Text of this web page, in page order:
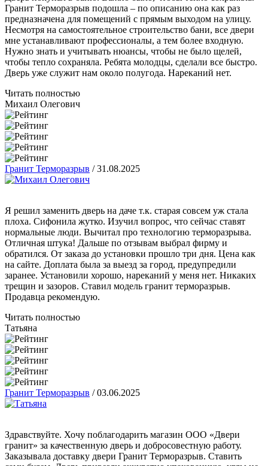
Гранит Терморазрыв подошла – по описанию она как раз
предназначена для помещений с прямым выходом на улицу.
Несмотря на самостоятельное строительство бани, все двери
мне устанавливают профессионалы, а тем более входную.
Нужно знать и учитывать нюансы, чтобы не было щелей,
чтобы тепло сохраняла. Ребята молодцы, сделали все быстро.
Дверь уже служит нам около полугода. Нареканий нет.
Читать полностью
Михаил Олегович
Гранит Терморазрыв /31.08.2025
Я решил заменить дверь на даче т.к. старая совсем уж стала
плоха. Сифонила жутко. Изучил вопрос, что сейчас ставят
нормальные люди. Вычитал про технологию терморазрыва.
Отличная штука! Дальше по отзывам выбрал фирму и
обратился. От заказа до установки прошло три дня. Цена как
на сайте. Доплата была за выезд за город, предупредили
заранее. Установили хорошо, нареканий у меня нет. Никаких
трещин и зазоров. Ставил модель гранит терморазрыв.
Продавца рекомендую.
Читать полностью
Татьяна
Гранит Терморазрыв /03.06.2025
Здравствуйте. Хочу поблагодарить магазин ООО «Двери
гранит» за качественную дверь и добросовестную работу.
Заказывала доставку двери Гранит Терморазрыв. Ставить